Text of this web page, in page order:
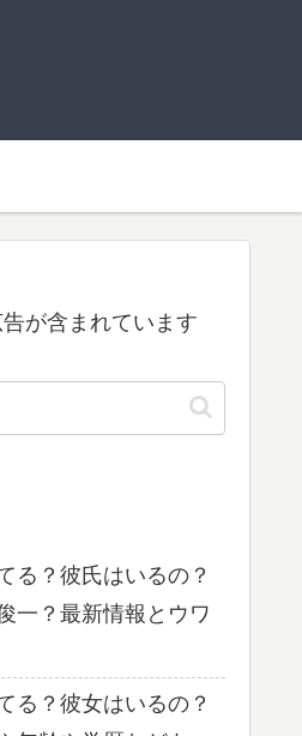
告が含まれています
る？彼氏はいるの？
一？最新情報とウワ
る？彼女はいるの？